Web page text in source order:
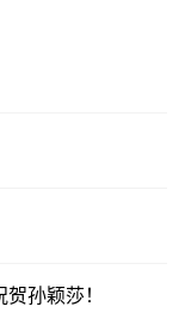
孙颖莎！